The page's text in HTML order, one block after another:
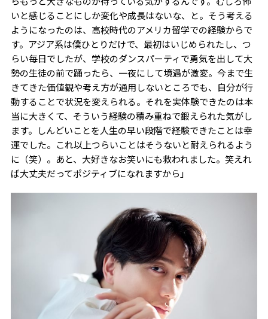
いと感じることにしか変化や成長はないな、と。そう考える
ようになったのは、高校時代のアメリカ留学での経験からで
す。アジア系は僕ひとりだけで、最初はいじめられたし、つ
らい毎日でしたが、学校のダンスパーティで勇気を出して大
勢の生徒の前で踊ったら、一夜にして境遇が激変。今まで生
きてきた価値観や考え方が通用しないところでも、自分が行
動することで状況を変えられる。それを実体験できたのは本
当に大きくて、そういう経験の積み重ねで鍛えられた気がし
ます。しんどいことを人生の早い段階で経験できたことは幸
運でした。これ以上つらいことはそうないと耐えられるよう
に（笑）。あと、大好きなお笑いにも救われました。笑えれ
ば大丈夫だってポジティブになれますから」